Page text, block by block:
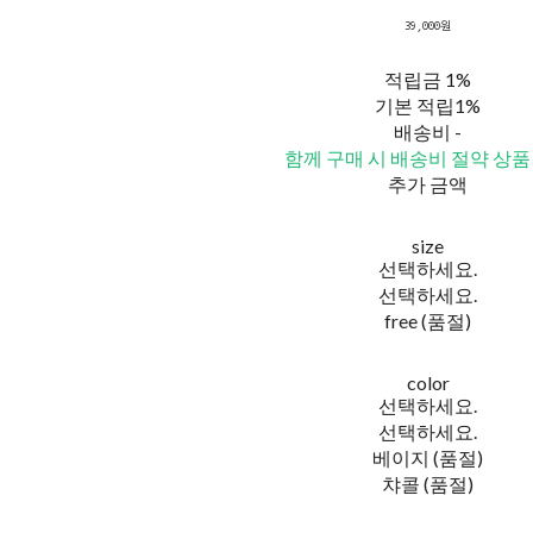
39,000원
적립금 1%
기본 적립1%
배송비 -
함께 구매 시 배송비 절약 상
추가 금액
size
선택하세요.
선택하세요.
free (품절)
color
선택하세요.
선택하세요.
베이지 (품절)
챠콜 (품절)